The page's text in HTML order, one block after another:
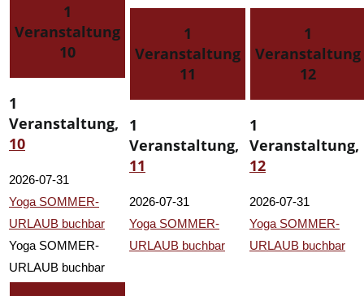
1
Veranstaltung
10
1
Veranstaltung,
10
2026-07-31
Yoga SOMMER-
URLAUB buchbar
Yoga SOMMER-
URLAUB buchbar
1
Veranstaltung
11
1
Veranstaltung,
11
2026-07-31
Yoga SOMMER-
URLAUB buchbar
1
Veranstaltung
12
1
Veranstaltung,
12
2026-07-31
Yoga SOMMER-
URLAUB buchbar